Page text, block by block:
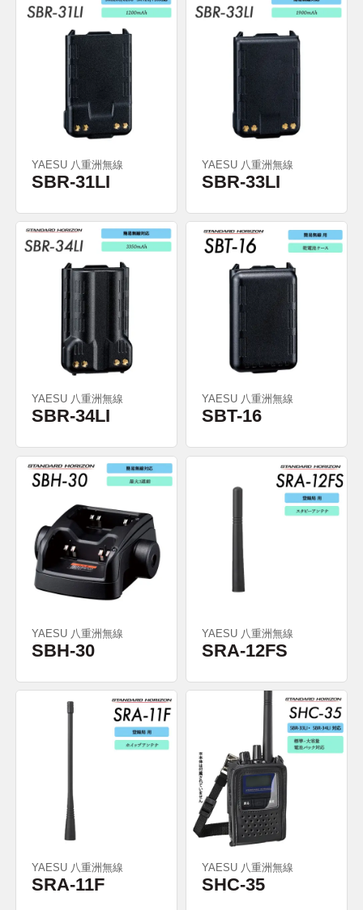
YAESU 八重洲無線
SBR-31LI
YAESU 八重洲無線
SBR-33LI
YAESU 八重洲無線
SBR-34LI
YAESU 八重洲無線
SBT-16
YAESU 八重洲無線
SBH-30
YAESU 八重洲無線
SRA-12FS
YAESU 八重洲無線
SRA-11F
YAESU 八重洲無線
SHC-35